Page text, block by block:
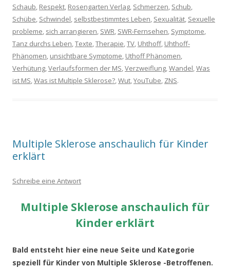
Schaub, Respekt, Rosengarten Verlag, Schmerzen, Schub,
Schübe, Schwindel, selbstbestimmtes Leben, Sexualität, Sexuelle
probleme, sich arrangieren, SWR, SWR-Fernsehen, Symptome,
Tanz durchs Leben,Texte,Therapie,TV, Uhthoff, Uhthoff-
Phänomen, unsichtbare Symptome, Uthoff Phänomen,
Verhütung,Verlaufsformen der MS,Verzweiflung,Wandel,Was
ist MS,Was ist Multiple Sklerose?,Wut,YouTube, ZNS.
Multiple Sklerose anschaulich für Kinder
erklärt
Schreibe eine Antwort
Multiple Sklerose anschaulich für
Kinder erklärt
Bald entsteht hier eine neue Seite und Kategorie
speziell für Kinder von Multiple Sklerose -Betroffenen.